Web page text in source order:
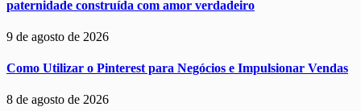
paternidade construída com amor verdadeiro
9 de agosto de 2026
Como Utilizar o Pinterest para Negócios e Impulsionar Vendas
8 de agosto de 2026